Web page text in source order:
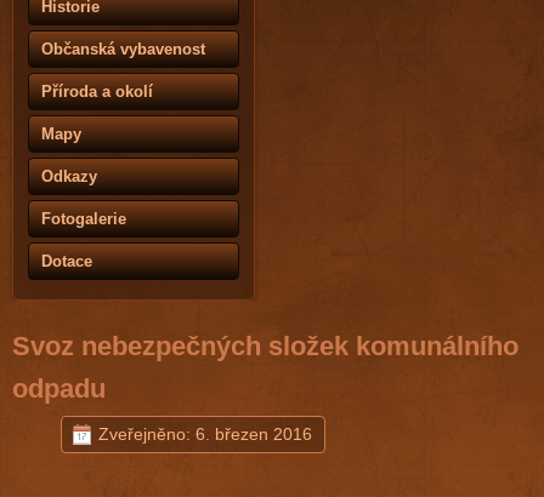
Historie
Občanská vybavenost
Příroda a okolí
Mapy
Odkazy
Fotogalerie
Dotace
Svoz nebezpečných složek komunálního
odpadu
Zveřejněno: 6. březen 2016